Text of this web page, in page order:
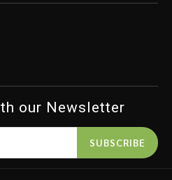
our Newsletter
SUBSCRIBE